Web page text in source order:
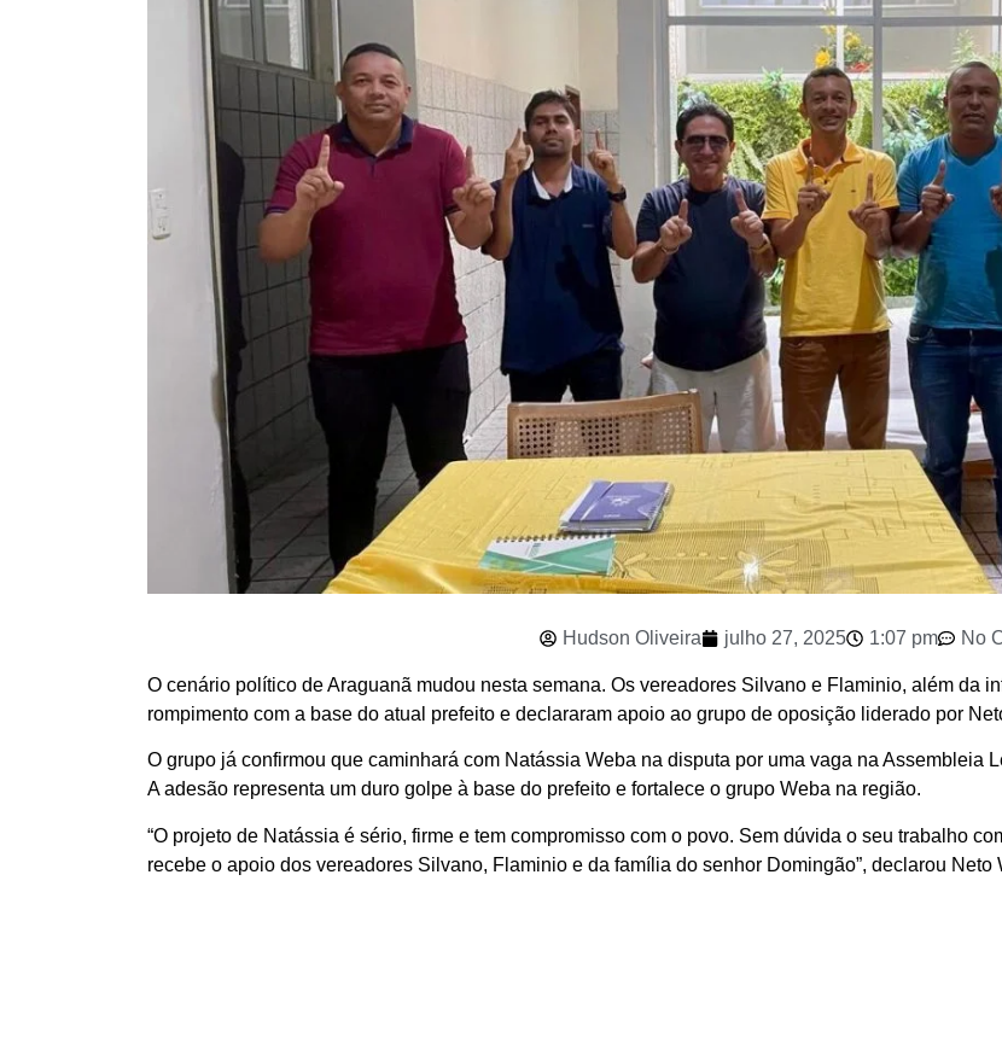
Hudson Oliveira julho 27, 2025 1:07 pm No
O cenário político de Araguanã mudou nesta semana. Os vereadores Silvano e Flaminio, além da
rompimento com a base do atual prefeito e declararam apoio ao grupo de oposição liderado por
O grupo já confirmou que caminhará com Natássia Weba na disputa por uma vaga na Assembleia
A adesão representa um duro golpe à base do prefeito e fortalece o grupo Weba na região.
“O projeto de Natássia é sério, firme e tem compromisso com o povo. Sem dúvida o seu trabalho
recebe o apoio dos vereadores Silvano, Flaminio e da família do senhor Domingão”, declarou Neto